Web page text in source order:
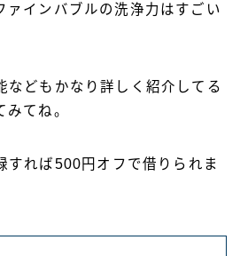
ァインバブルの洗浄力はすごい
などもかなり詳しく紹介してる
てね。
すれば500円オフで借りられま